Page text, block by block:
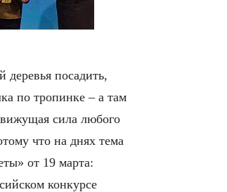
посадить,
по тропинке – а там
сила любого
что на днях тема
от 19 марта:
конкурсе